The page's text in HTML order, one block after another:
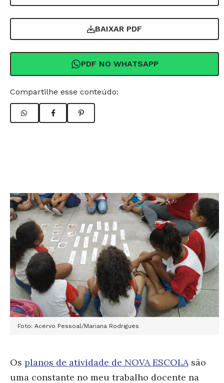
BAIXAR PDF
PDF NO WHATSAPP
Compartilhe esse conteúdo:
Foto: Acervo Pessoal/Mariana Rodrigues
Os planos de atividade de NOVA ESCOLAsão
uma constante no meu trabalho docente na